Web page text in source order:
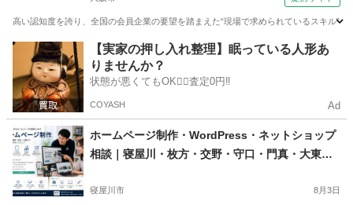
高い認知度を誇り、全国の会員企業の要望を踏まえた“現場で求められているスキル”
大阪 大阪市 ワード
【実家の押し入れ整理】眠っている人形あ
りませんか？
状態が悪くてもOK🙆‍♀️査定0円‼️
COYASH Ad
ホームページ制作・WordPress・ネットショップ
相談｜寝屋川・枚方・交野・守口・門真・大東・
寝屋川市 8月3日